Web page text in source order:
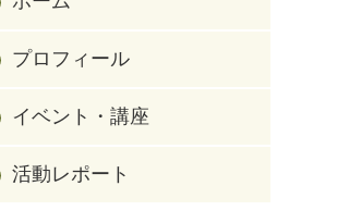
プロフィール
イベント・講座
活動レポート